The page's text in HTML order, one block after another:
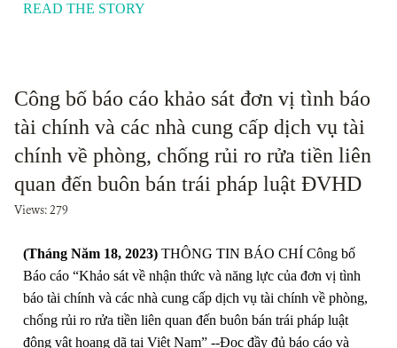
READ THE STORY
Công bố báo cáo khảo sát đơn vị tình báo
tài chính và các nhà cung cấp dịch vụ tài
chính về phòng, chống rủi ro rửa tiền liên
quan đến buôn bán trái pháp luật ĐVHD
Views: 279
(Tháng Năm 18, 2023) THÔNG TIN BÁO CHÍ Công bố
Báo cáo “Khảo sát về nhận thức và năng lực của đơn vị tình
báo tài chính và các nhà cung cấp dịch vụ tài chính về phòng,
chống rủi ro rửa tiền liên quan đến buôn bán trái pháp luật
động vật hoang dã tại Việt Nam” --Đọc đầy đủ báo cáo và